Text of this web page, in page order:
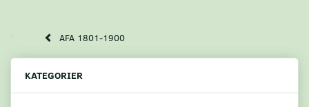
AFA 1801-1900
KATEGORIER